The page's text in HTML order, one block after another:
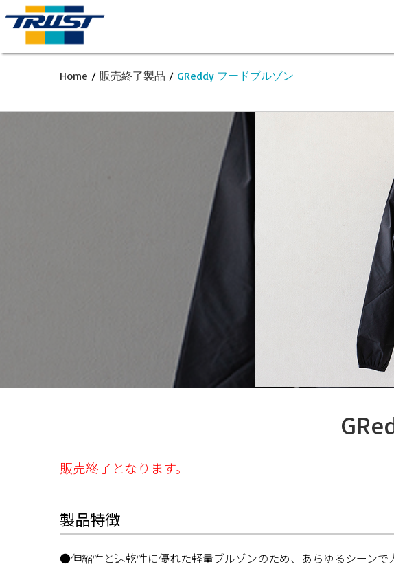
Home / 販売終了製品 / GReddy フードブルゾン
販売終了となります。
製品特徴
●伸縮性と速乾性に優れた軽量ブルゾンのため、あらゆるシーンで